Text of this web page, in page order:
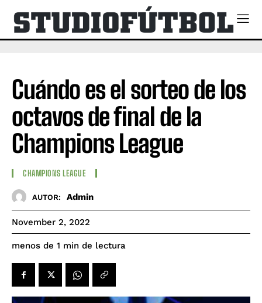
Cuándo es el sorteo de los
octavos de final de la
Champions League
CHAMPIONS LEAGUE
AUTOR: Admin
November 2, 2022
menos de 1 min de lectura